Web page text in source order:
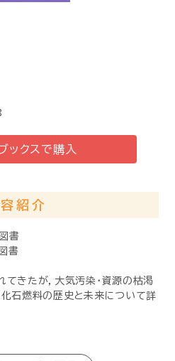
ックスで購入
紹介
書
書
きたが，大気汚染・資源の枯渇
化石燃料の歴史と未来について詳